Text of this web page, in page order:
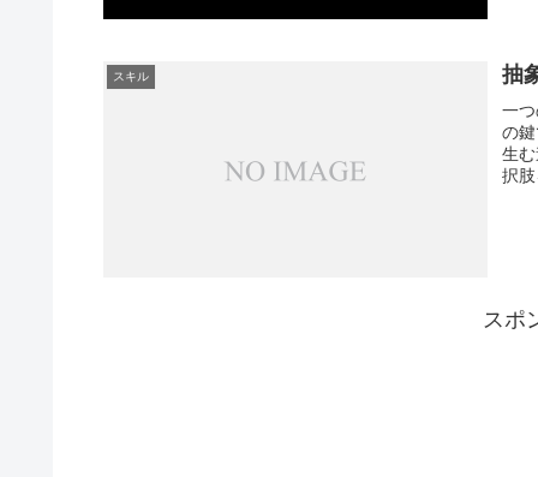
スキル 抽
一
の
生
択
スポ